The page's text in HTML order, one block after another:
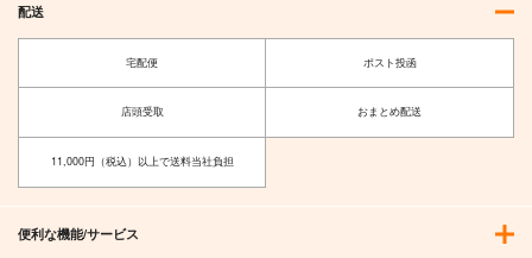
配送
宅配便 ポスト投函
店頭受取 おまとめ配送
11,000円（税込）以上で送料当社負担
便利な機能/サービス